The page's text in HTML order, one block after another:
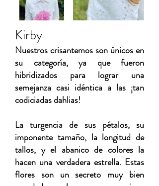
Kirby
Nuestros crisantemos son únicos en
su categoría, ya que fueron
hibridizados para lograr una
semejanza casi idéntica a las ¡tan
codiciadas dahlias!
La turgencia de sus pétalos, su
imponente tamaño, la longitud de
tallos, y el abanico de colores la
hacen una verdadera estrella. Estas
flores son un secreto muy bien